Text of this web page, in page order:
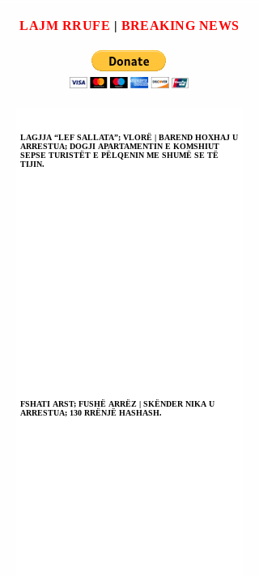
SHARAA U KTHYE
NGA SHBA-ës PLOT
VETËBESIM; AI
DËSHIRON TË
SJELLË FORCAT
LAJM RRUFE | BREAKING NEWS
LAGJJA “LEF SALLATA”; VLORË | BAREND HOXHAJ U
ARRESTUA; DOGJI APARTAMENTIN E KOMSHIUT
SEPSE TURISTËT E PËLQENIN ME SHUMË SE TË
TIJIN.
FSHATI ARST; FUSHË ARRËZ | SKËNDER NIKA U
ARRESTUA; 130 RRËNJË HASHASH.